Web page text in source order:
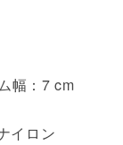
幅：7 cm
イロン